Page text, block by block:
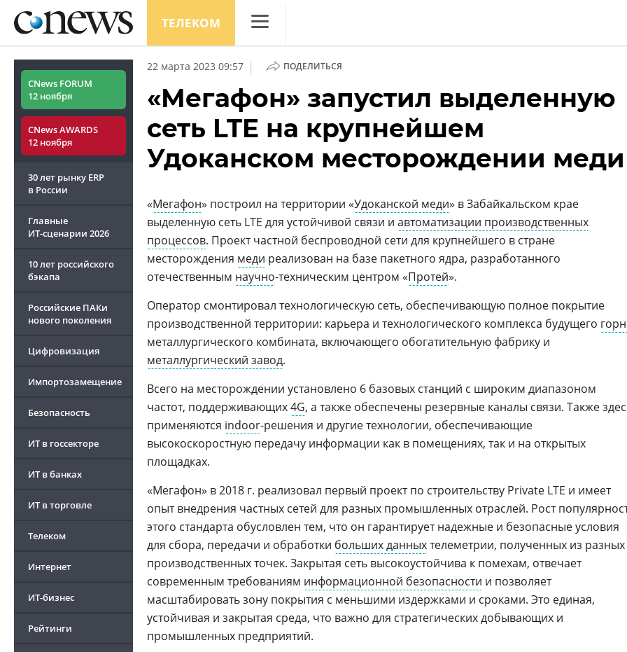
ТЕЛЕКОМ
Аналитика
Конференции
Маркет
Техника
CNews FORUM
12 ноября
CNews AWARDS
12 ноября
30 лет рынку ERP
в России
Главные
ИТ-сценарии 2026
10 лет российского
бэкапа
Российские ПАКи
нового поколения
Цифровизация
Импортозамещение
Безопасность
ИТ в госсекторе
ИТ в банках
ИТ в торговле
Телеком
Интернет
ИТ-бизнес
Рейтинги
22 марта 2023 09:57 | ПОДЕЛИТЬСЯ
«Мегафон» запустил выделенную
сеть LTE на крупнейшем
Удоканском месторождении меди
«Мегафон» построил на территории «Удоканской меди» в Забайкальском крае
выделенную сеть LTE для устойчивой связи и автоматизации производственных
процессов. Проект частной беспроводной сети для крупнейшего в стране
месторождения меди реализован на базе пакетного ядра, разработанного
отечественным научно-техническим центром «Протей».
Оператор смонтировал технологическую сеть, обеспечивающую полное покрытие
производственной территории: карьера и технологического комплекса будущего
металлургического комбината, включающего обогатительную фабрику и
металлургический завод.
Всего на месторождении установлено 6 базовых станций с широким диапазоном
частот, поддерживающих4G, а также обеспечены резервные каналы связи. Также
применяются indoor-решения и другие технологии, обеспечивающие
высокоскоростную передачу информации как в помещениях, так и на открытых
площадках.
«Мегафон» в 2018 г. реализовал первый проект по строительству Private LTE и имеет
опыт внедрения частных сетей для разных промышленных отраслей. Рост
этого стандарта обусловлен тем, что он гарантирует надежные и безопасные условия
для сбора, передачи и обработки больших данныхтелеметрии, полученных из разных
производственных точек. Закрытая сеть высокоустойчива к помехам, отвечает
современным требованиям информационной безопасности и позволяет
масштабировать зону покрытия с меньшими издержками и сроками. Это единая,
устойчивая и закрытая среда, что важно для стратегических добывающих и
промышленных предприятий.